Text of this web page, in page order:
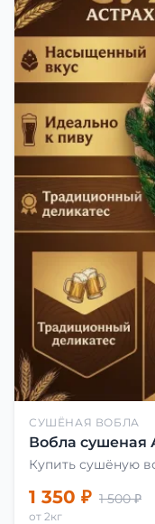
СУШЁНАЯ ВОБЛА
Вобла сушеная
Купить сушёную
1 350 ₽ 1 500 ₽
от 2кг